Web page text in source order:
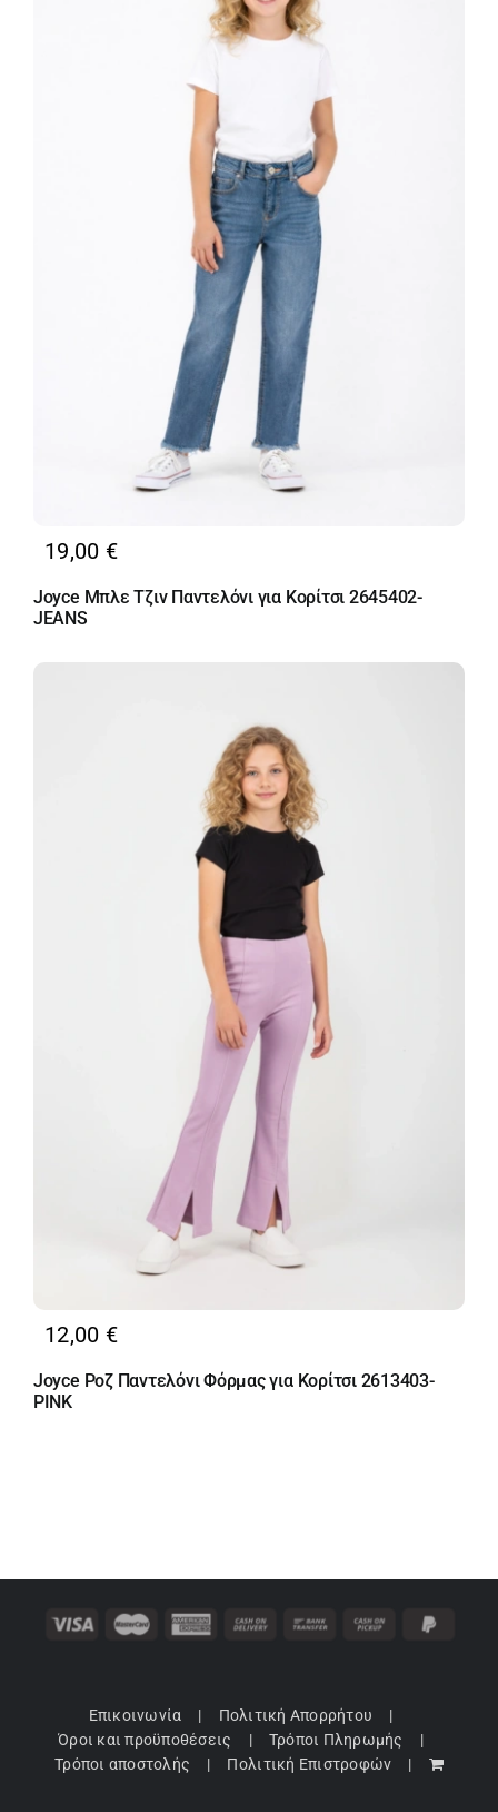
19,00 €
Joyce Μπλε Τζιν Παντελόνι για Κορίτσι 2645402-
JEANS
12,00 €
Joyce Ροζ Παντελόνι Φόρμας για Κορίτσι 2613403-
PINK
Επικοινωνία
Πολιτική Απορρήτου
Όροι και προϋποθέσεις
Τρόποι Πληρωμής
Τρόποι αποστολής
Πολιτική Επιστροφών